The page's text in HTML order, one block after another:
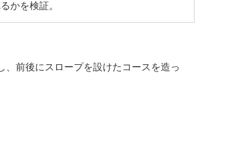
かを検証。
、前後にスロープを設けたコースを造っ